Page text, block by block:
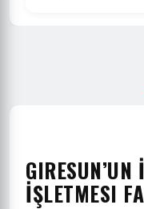
İŞLETMESI